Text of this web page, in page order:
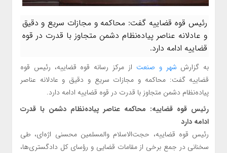
رئیس قوه قضاییه گفت: محاکمه و مجازات سریع و دقیق
و عادلانه‌ عناصر پیاده‌نظام دشمن متجاوز با قدرت در قوه
قضاییه ادامه دارد.
به گزارش شهر و صنعت از مرکز رسانه قوه قضاییه، رئیس قوه
قضاییه گفت: محاکمه و مجازات سریع و دقیق و عادلانه‌ عناصر
پیاده‌نظام دشمن متجاوز با قدرت در قوه قضاییه ادامه دارد.
رئیس قوه قضاییه: محاکمه عناصر پیاده‌نظام دشمن با قدرت
ادامه دارد
رئیس قوه قضاییه، حجت‌الاسلام والمسلمین محسنی اژه‌ای، طی
سخنانی در جمع برخی از مقامات قضایی و رؤسای کل دادگستری‌ها،